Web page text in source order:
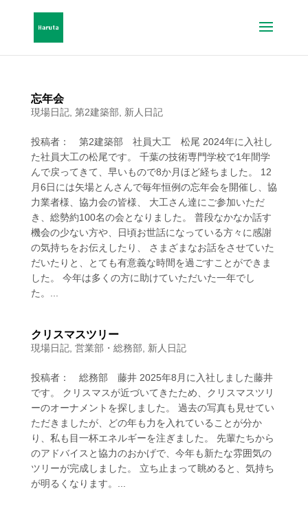
忘年会
現場日記, 第2建築部 新人日記
投稿者： 第2建築部 社員大工 松尾 2024年に入社し
た社員大工の松尾です。 千葉の技術専門学校で1年間学
んで戻ってきて、早いもので8か月ほど経ちました。 12
月6日には矢場とんさんで毎年恒例の忘年会を開催し、協
力業者様、協力会の皆様、 大工さん達にご参加いただ
き、総勢約100名の会となりました。 普段なかなか話す
機会の少ない方や、日頃お世話になっている方々に感謝
の気持ちをお伝えしたり、 さまざまなお話をさせていた
だいたりと、とても有意義な時間を過ごすことができま
した。 今年は多くの方に助けていただいた一年でし
た。...
クリスマスツリー
現場日記, 営業部・総務部 新人日記
投稿者： 総務部 藤井 2025年8月に入社しました藤井
です。 クリスマスが近づいてきたため、クリスマスツリ
ーのオーナメントを探しました。 過去の写真も見せてい
ただきましたが、どの年も力を入れていることが分か
り、私も目一杯エネルギーを注ぎました。 先輩たちから
のアドバイスと協力のおかげで、今年も新たな雰囲気の
ツリーが完成しました。 立ち止まって眺めると、気持ち
が明るくなります。...